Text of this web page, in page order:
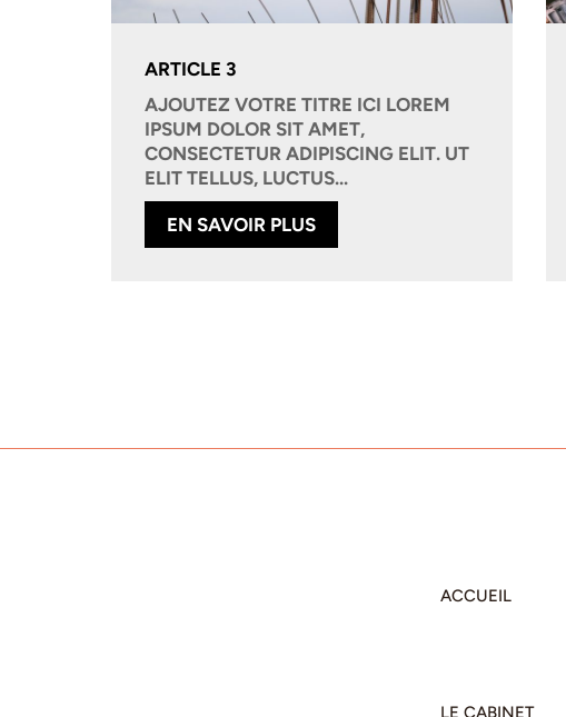
ARTICLE 3
AJOUTEZ VOTRE TITRE ICI LOREM
IPSUM DOLOR SIT AMET,
CONSECTETUR ADIPISCING ELIT. UT
ELIT TELLUS, LUCTUS...
EN SAVOIR PLUS
ACCUEIL
LE CABINET